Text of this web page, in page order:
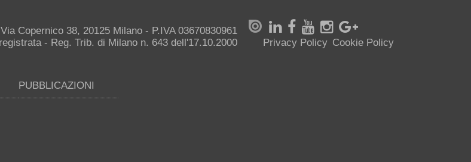
Copernico 38, 20125 Milano - P.IVA 03670830961
- Reg. Trib. di Milano n. 643 dell'17.10.2000
PUBBLICAZIONI
Privacy Policy Cookie Policy